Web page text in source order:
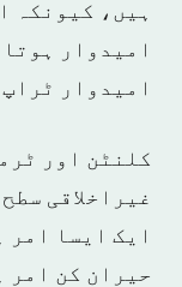
ہیں، کیونکہ
امیدوار
امیدوار
کلنٹن اور
غیراخلاقی
ایک ایسا امر
حیران کن امر